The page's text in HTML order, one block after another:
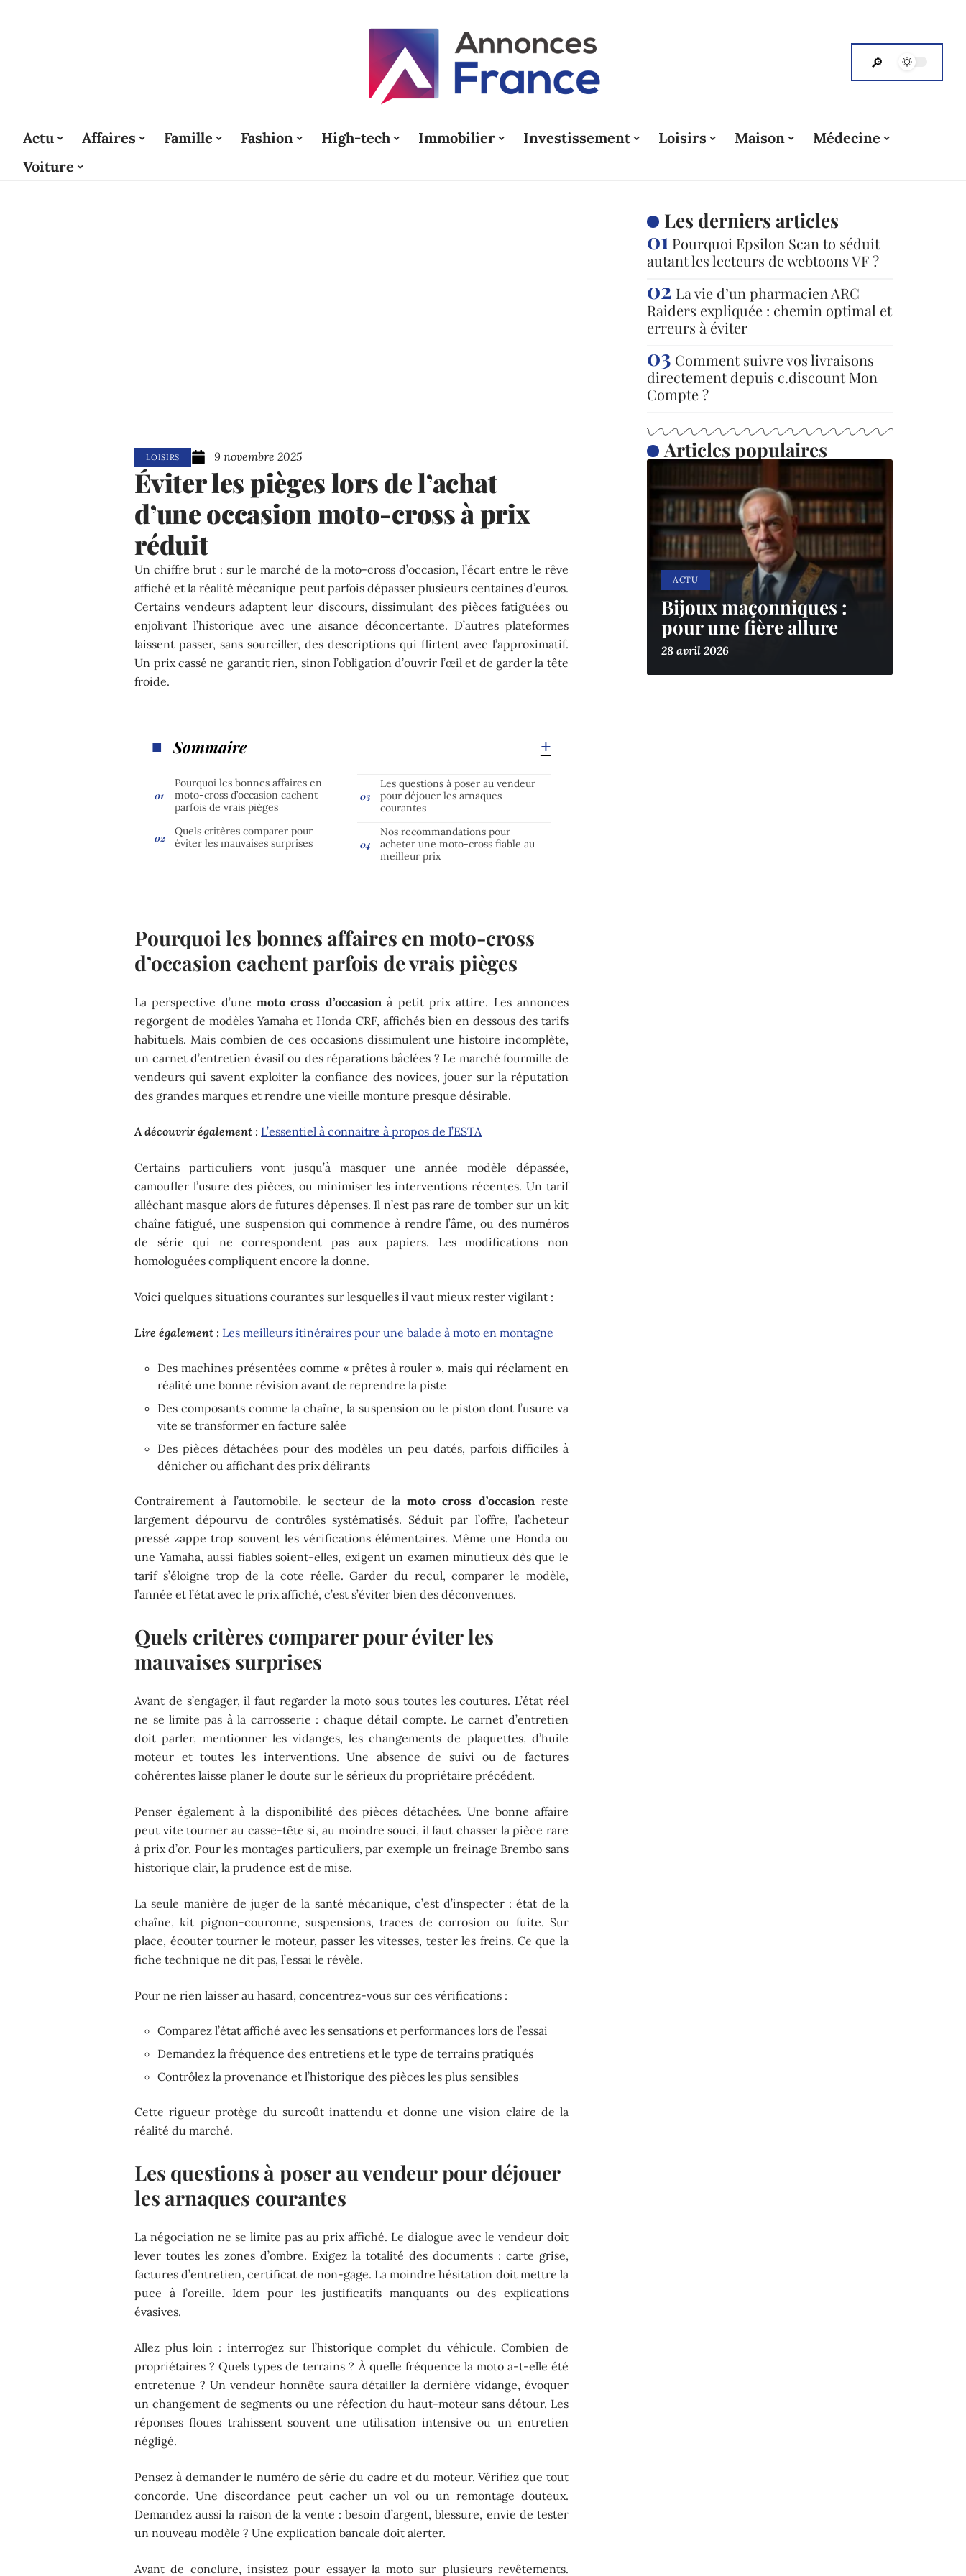
Actu Affaires Famille Fashion High-tech Immobilier Investissement Loisirs Maison
Médecine
Voiture
LOISIRS 9 novembre 2025
Éviter les pièges lors de l’achat
d’une occasion moto-cross à prix
réduit
Un chiffre brut : sur le marché de la moto-cross d’occasion, l’écart entre le rêve
affiché et la réalité mécanique peut parfois dépasser plusieurs centaines d’euros.
Certains vendeurs adaptent leur discours, dissimulant des pièces fatiguées ou
enjolivant l’historique avec une aisance déconcertante. D’autres plateformes
laissent passer, sans sourciller, des descriptions qui flirtent avec l’approximatif.
Un prix cassé ne garantit rien, sinon l’obligation d’ouvrir l’œil et de garder la tête
froide.
Sommaire
Pourquoi les bonnes affaires en
moto-cross d’occasion cachent
parfois de vrais pièges
Quels critères comparer pour
éviter les mauvaises surprises
Les questions à poser au vendeur
pour déjouer les arnaques
courantes
Nos recommandations pour
acheter une moto-cross fiable au
meilleur prix
Pourquoi les bonnes affaires en moto-cross
d’occasion cachent parfois de vrais pièges
La perspective d’unemoto cross d’occasionà petit prix attire. Les annonces
regorgent de modèles Yamaha et Honda CRF, affichés bien en dessous des tarifs
habituels. Mais combien de ces occasions dissimulent une histoire incomplète,
un carnet d’entretien évasif ou des réparations bâclées ? Le marché fourmille de
vendeurs qui savent exploiter la confiance des novices, jouer sur la réputation
des grandes marques et rendre une vieille monture presque désirable.
A découvrir également : L’essentiel à connaitre à propos de l’ESTA
Certains particuliers vont jusqu’à masquer une année modèle dépassée,
camoufler l’usure des pièces, ou minimiser les interventions récentes. Un tarif
alléchant masque alors de futures dépenses. Il n’est pas rare de tomber sur un kit
chaîne fatigué, une suspension qui commence à rendre l’âme, ou des numéros
de série qui ne correspondent pas aux papiers. Les modifications non
homologuées compliquent encore la donne.
Voici quelques situations courantes sur lesquelles il vaut mieux rester vigilant :
Lire également : Les meilleurs itinéraires pour une balade à moto en montagne
Des machines présentées comme « prêtes à rouler », mais qui réclament en
réalité une bonne révision avant de reprendre la piste
Des composants comme la chaîne, la suspension ou le piston dont l’usure va
vite se transformer en facture salée
Des pièces détachées pour des modèles un peu datés, parfois difficiles à
dénicher ou affichant des prix délirants
Contrairement à l’automobile, le secteur de lamoto cross d’occasionreste
largement dépourvu de contrôles systématisés. Séduit par l’offre, l’acheteur
pressé zappe trop souvent les vérifications élémentaires. Même une Honda ou
une Yamaha, aussi fiables soient-elles, exigent un examen minutieux dès que le
tarif s’éloigne trop de la cote réelle. Garder du recul, comparer le modèle,
l’année et l’état avec le prix affiché, c’est s’éviter bien des déconvenues.
Quels critères comparer pour éviter les
mauvaises surprises
Avant de s’engager, il faut regarder la moto sous toutes les coutures. L’état réel
ne se limite pas à la carrosserie : chaque détail compte. Le carnet d’entretien
doit parler, mentionner les vidanges, les changements de plaquettes, d’huile
moteur et toutes les interventions. Une absence de suivi ou de factures
cohérentes laisse planer le doute sur le sérieux du propriétaire précédent.
Penser également à la disponibilité des pièces détachées. Une bonne affaire
peut vite tourner au casse-tête si, au moindre souci, il faut chasser la pièce rare
à prix d’or. Pour les montages particuliers, par exemple un freinage Brembo sans
historique clair, la prudence est de mise.
La seule manière de juger de la santé mécanique, c’est d’inspecter : état de la
chaîne, kit pignon-couronne, suspensions, traces de corrosion ou fuite. Sur
place, écouter tourner le moteur, passer les vitesses, tester les freins. Ce que la
fiche technique ne dit pas, l’essai le révèle.
Pour ne rien laisser au hasard, concentrez-vous sur ces vérifications :
Comparez l’état affiché avec les sensations et performances lors de l’essai
Demandez la fréquence des entretiens et le type de terrains pratiqués
Contrôlez la provenance et l’historique des pièces les plus sensibles
Cette rigueur protège du surcoût inattendu et donne une vision claire de la
réalité du marché.
Les questions à poser au vendeur pour déjouer
les arnaques courantes
La négociation ne se limite pas au prix affiché. Le dialogue avec le vendeur doit
lever toutes les zones d’ombre. Exigez la totalité des documents : carte grise,
factures d’entretien, certificat de non-gage. La moindre hésitation doit mettre la
puce à l’oreille. Idem pour les justificatifs manquants ou des explications
évasives.
Allez plus loin : interrogez sur l’historique complet du véhicule. Combien de
propriétaires ? Quels types de terrains ? À quelle fréquence la moto a-t-elle été
entretenue ? Un vendeur honnête saura détailler la dernière vidange, évoquer
un changement de segments ou une réfection du haut-moteur sans détour. Les
réponses floues trahissent souvent une utilisation intensive ou un entretien
négligé.
Pensez à demander le numéro de série du cadre et du moteur. Vérifiez que tout
concorde. Une discordance peut cacher un vol ou un remontage douteux.
Demandez aussi la raison de la vente : besoin d’argent, blessure, envie de tester
un nouveau modèle ? Une explication bancale doit alerter.
Avant de conclure, insistez pour essayer la moto sur plusieurs revêtements.
Les derniers articles
Pourquoi Epsilon Scan to séduit
autant les lecteurs de webtoons VF ?
La vie d’un pharmacien ARC
Raiders expliquée : chemin optimal et
erreurs à éviter
Comment suivre vos livraisons
directement depuis c.discount Mon
Compte ?
Articles populaires
ACTU
Bijoux maçonniques :
pour une fière allure
28 avril 2026